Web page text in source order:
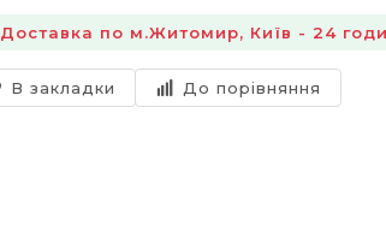
Доставка по м.Житомир, Київ - 24
В закладки До порівняння